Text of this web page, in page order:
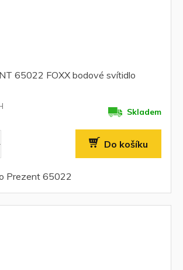
65022 FOXX bodové svítidlo
Skladem
Do košíku
Prezent 65022